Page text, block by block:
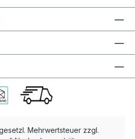
Mehrwertsteuer zzgl.